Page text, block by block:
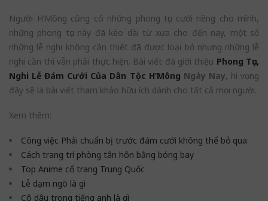
Người H’Mông cũng có những phong tục cưới riêng cho mình,
những phong tục này đã kéo dài từ xưa cho đến nay, một số
những lễ nghi không cần thiết đã được loại bỏ nhưng những lễ
nghi cần thì vẫn phải thực hiện. Bài viết đã giới thiệu Phong Tục,
Nghi Lễ Đám Cưới Của Dân Tộc H’Mông Ngày Nay, hi vọng
đây sẽ là bài viết tham khảo hữu ích dành cho tất cả mọi người.
Xem thêm:
Công việc Phải chuẩn bị trước đám cưới không thể bỏ qua
Cách trang trí phòng tân hôn bằng bóng bay
Top Anime cổ trang Trung Quốc
Lễ dạm ngõ là gì
Cô dâu trong tiếng anh là gì